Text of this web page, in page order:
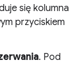
się kolumna
przyciskiem
. Pod